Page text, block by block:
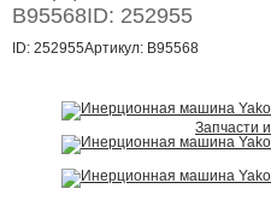
В95568ID: 252955
ID: 252955Артикул: В95568
Запчасти